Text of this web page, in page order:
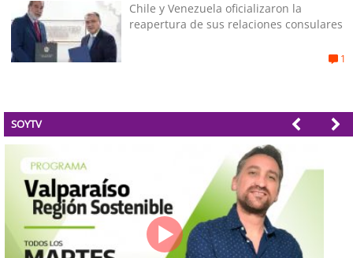
Chile y Venezuela oficializaron la
reapertura de sus relaciones consulares
1
SOYTV